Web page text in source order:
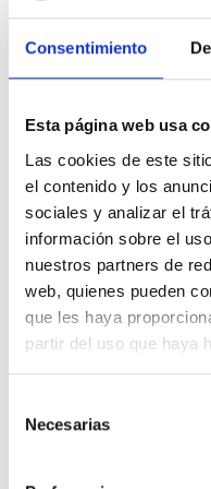
Consentimiento
Esta página web usa
Las cookies de este
el contenido y los
sociales y analizar el
información sobre el
nuestros partners de
web, quienes pueden
que les haya
partir del uso que haya
Necesarias
De Osoigo
Compromiso con
revisarán las
alimentos en
ASergio Montes Padrón